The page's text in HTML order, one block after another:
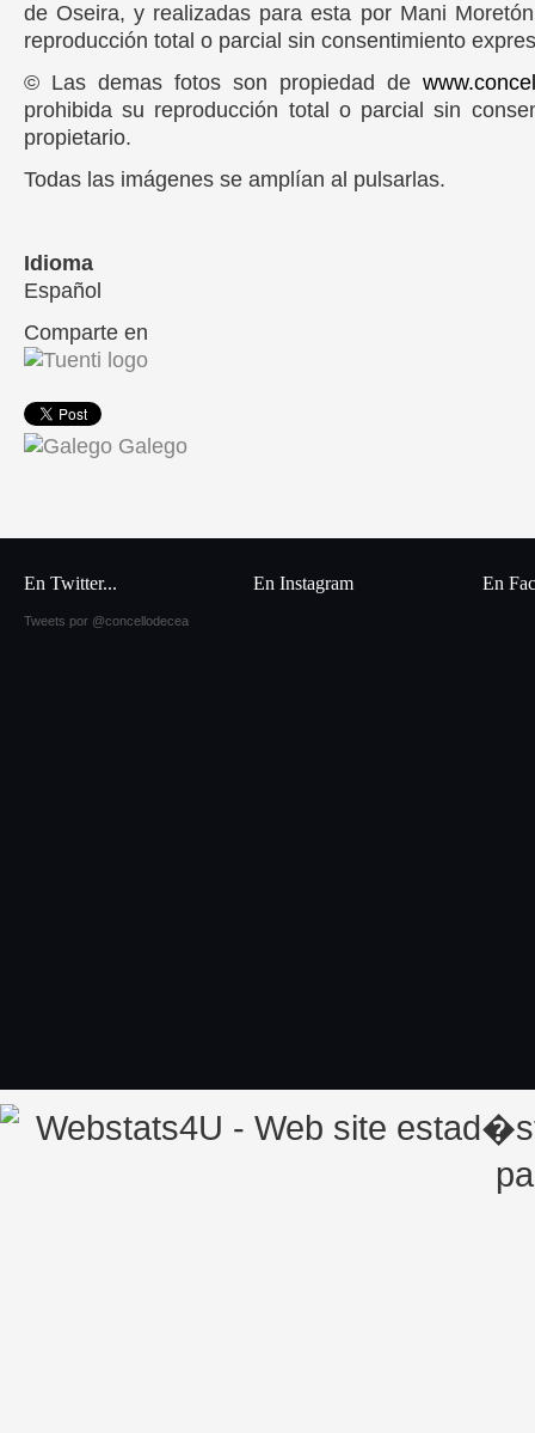
de Oseira, y realizadas para esta por Mani
reproducción total o parcial sin consentimiento
© Las demas fotos son propiedad de
prohibida su reproducción total o parcial sin
propietario.
Todas las imágenes se amplían al pulsarlas.
Idioma
Español
Comparte en
Galego
En Twitter...
Tweets por @concellodecea
En Instagram En